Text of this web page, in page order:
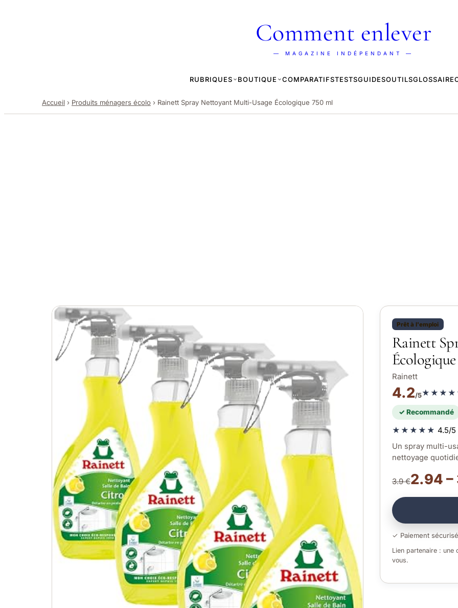
Comment enlever
— MAGAZINE INDÉPENDANT —
RUBRIQUES BOUTIQUE COMPARATIFSTESTSGUIDESOUTILSGLOSSAIRE
Accueil › Produits ménagers écolo › Rainett Spray Nettoyant Multi-Usage Écologique 750 ml
Prêt à l'emploi
Rainett
Rainett
4.2/5
✓ Recommandé
★★★★★ 4.5/5
Un spray multi-
nettoyage
3.9 €2.94 –
✓ Paiement sécurisé
Lien partenaire : une
vous.